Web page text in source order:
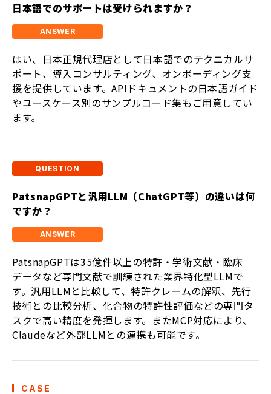
日本語でのサポートは受けられますか？
はい、日本正規代理店として日本語でのテクニカルサ
ポート、導入コンサルティング、オンボーディング支
援を提供しています。APIドキュメントの日本語ガイド
やユースケース別のサンプルコード集もご用意してい
ます。
PatsnapGPTと汎用LLM（ChatGPT等）の違いは何
ですか？
PatsnapGPTは35億件以上の特許・学術文献・臨床
データなど専門文献で訓練された業界特化型LLMで
す。汎用LLMと比較して、特許クレームの解釈、先行
技術との比較分析、化合物の特許性評価などの専門タ
スクで高い精度を発揮します。またMCP対応により、
Claudeなど外部LLMとの連携も可能です。
CASE